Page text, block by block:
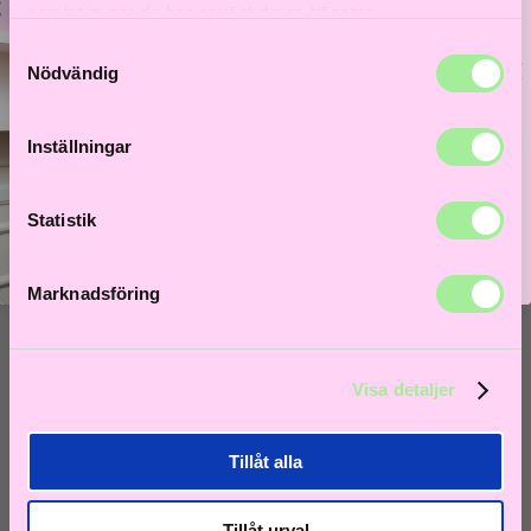
Samtyckesval
Nödvändig
Inställningar
Statistik
Marknadsföring
Visa detaljer
Tillåt alla
Bättre hår börjar här!